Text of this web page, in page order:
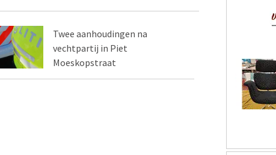
Twee aanhoudingen na
vechtpartij in Piet
Moeskopstraat